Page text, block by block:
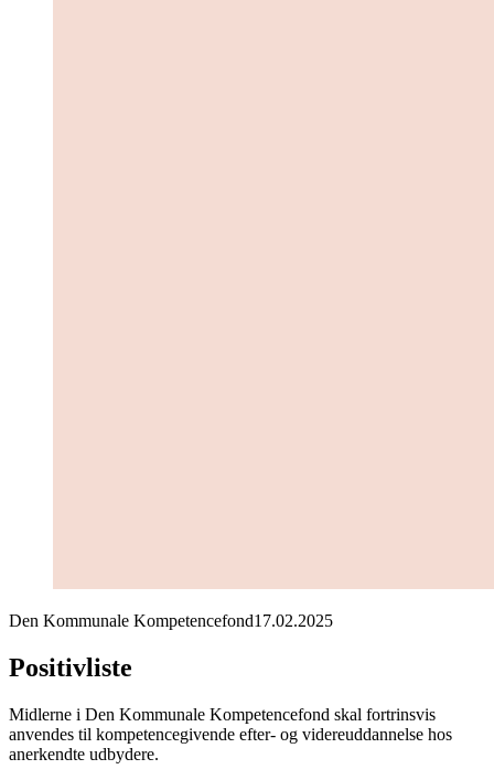
Den Kommunale Kompetencefond17.02.2025
Positivliste
Midlerne i Den Kommunale Kompetencefond skal fortrinsvis
anvendes til kompetencegivende efter- og videreuddannelse hos
anerkendte udbydere.